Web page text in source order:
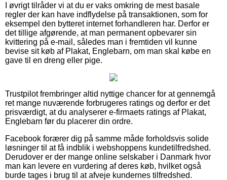
I øvrigt tilråder vi at du er vaks omkring de mest basale
regler der kan have indflydelse på transaktionen, som for
eksempel den bytteret internet forhandleren har. Derfor er
det tillige afgørende, at man permanent opbevarer sin
kvittering på e-mail, således man i fremtiden vil kunne
bevise sit køb af Plakat, Englebarn, om man skal købe en
gave til en dreng eller pige.
Trustpilot frembringer altid nyttige chancer for at gennemgå
ret mange nuværende forbrugeres ratings og derfor er det
prisværdigt, at du analyserer e-firmaets ratings af Plakat,
Englebarn før du placerer din ordre.
Facebook forærer dig på samme måde forholdsvis solide
løsninger til at få indblik i webshoppens kundetilfredshed.
Derudover er der mange online selskaber i Danmark hvor
man kan levere en vurdering af deres køb, hvilket også
burde tages i brug til at afveje kundernes tilfredshed.